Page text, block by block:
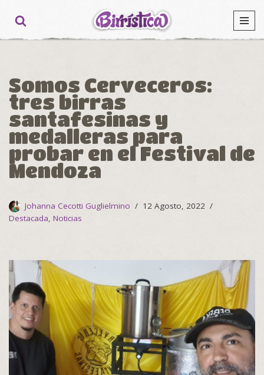
Somos Cerveceros:
tres birras
santafesinas y
medalleras para
probar en el Festival de
Mendoza
Johanna Cecotti Guglielmino
12 Agosto, 2022
Destacada, Noticias